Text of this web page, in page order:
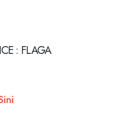
: FLAGA